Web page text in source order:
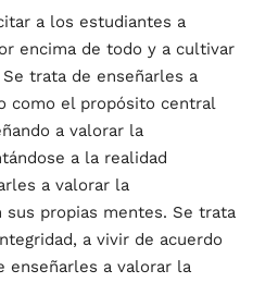
a los estudiantes a
encima de todo y a cultivar
trata de enseñarles a
como el propósito central
a valorar la
a la realidad
a valorar la
sus propias mentes. Se trata
a vivir de acuerdo
enseñarles a valorar la